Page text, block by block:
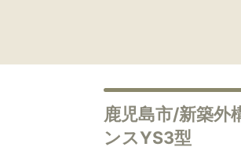
鹿児島市/新築外
ンスYS3型